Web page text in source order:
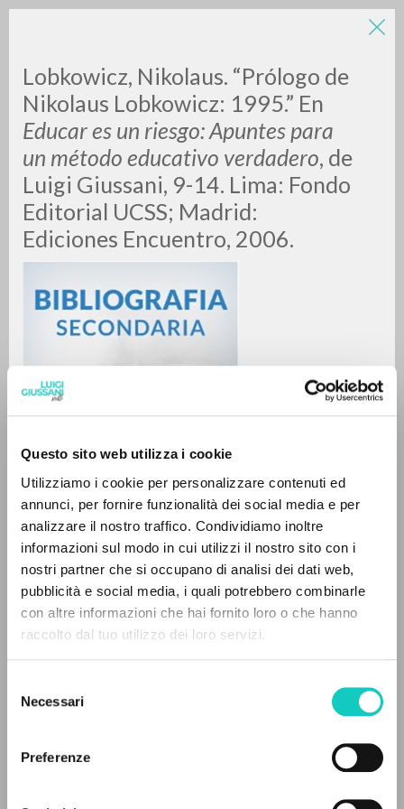
Questo sito web utilizza i cookie
Utilizziamo i cookie per personalizzare contenuti ed
annunci, per fornire funzionalità dei social media e per
analizzare il nostro traffico. Condividiamo inoltre
informazioni sul modo in cui utilizzi il nostro sito con i
nostri partner che si occupano di analisi dei dati web,
pubblicità e social media, i quali potrebbero combinarle
con altre informazioni che hai fornito loro o che hanno
raccolto dal tuo utilizzo dei loro servizi.
delNecessari
Preferenze
Lobkowicz, Nikolaus. “Prólogo de
Nikolaus Lobkowicz: 1995.” En
Educar es un riesgo: Apuntes para
un método educativo verdadero, de
Luigi Giussani, 9-14. Lima: Fondo
Editorial UCSS; Madrid:
Ediciones Encuentro, 2006.
Giussani Luigi
Lobkowicz Nikolaus Autor
2006
LUIGI
GIUSSANI
scritti
BÚSQUEDA AVANZADA »
0DOCUMENTOS ENCONTRADOS
RESULTADOS SUCESIVOS